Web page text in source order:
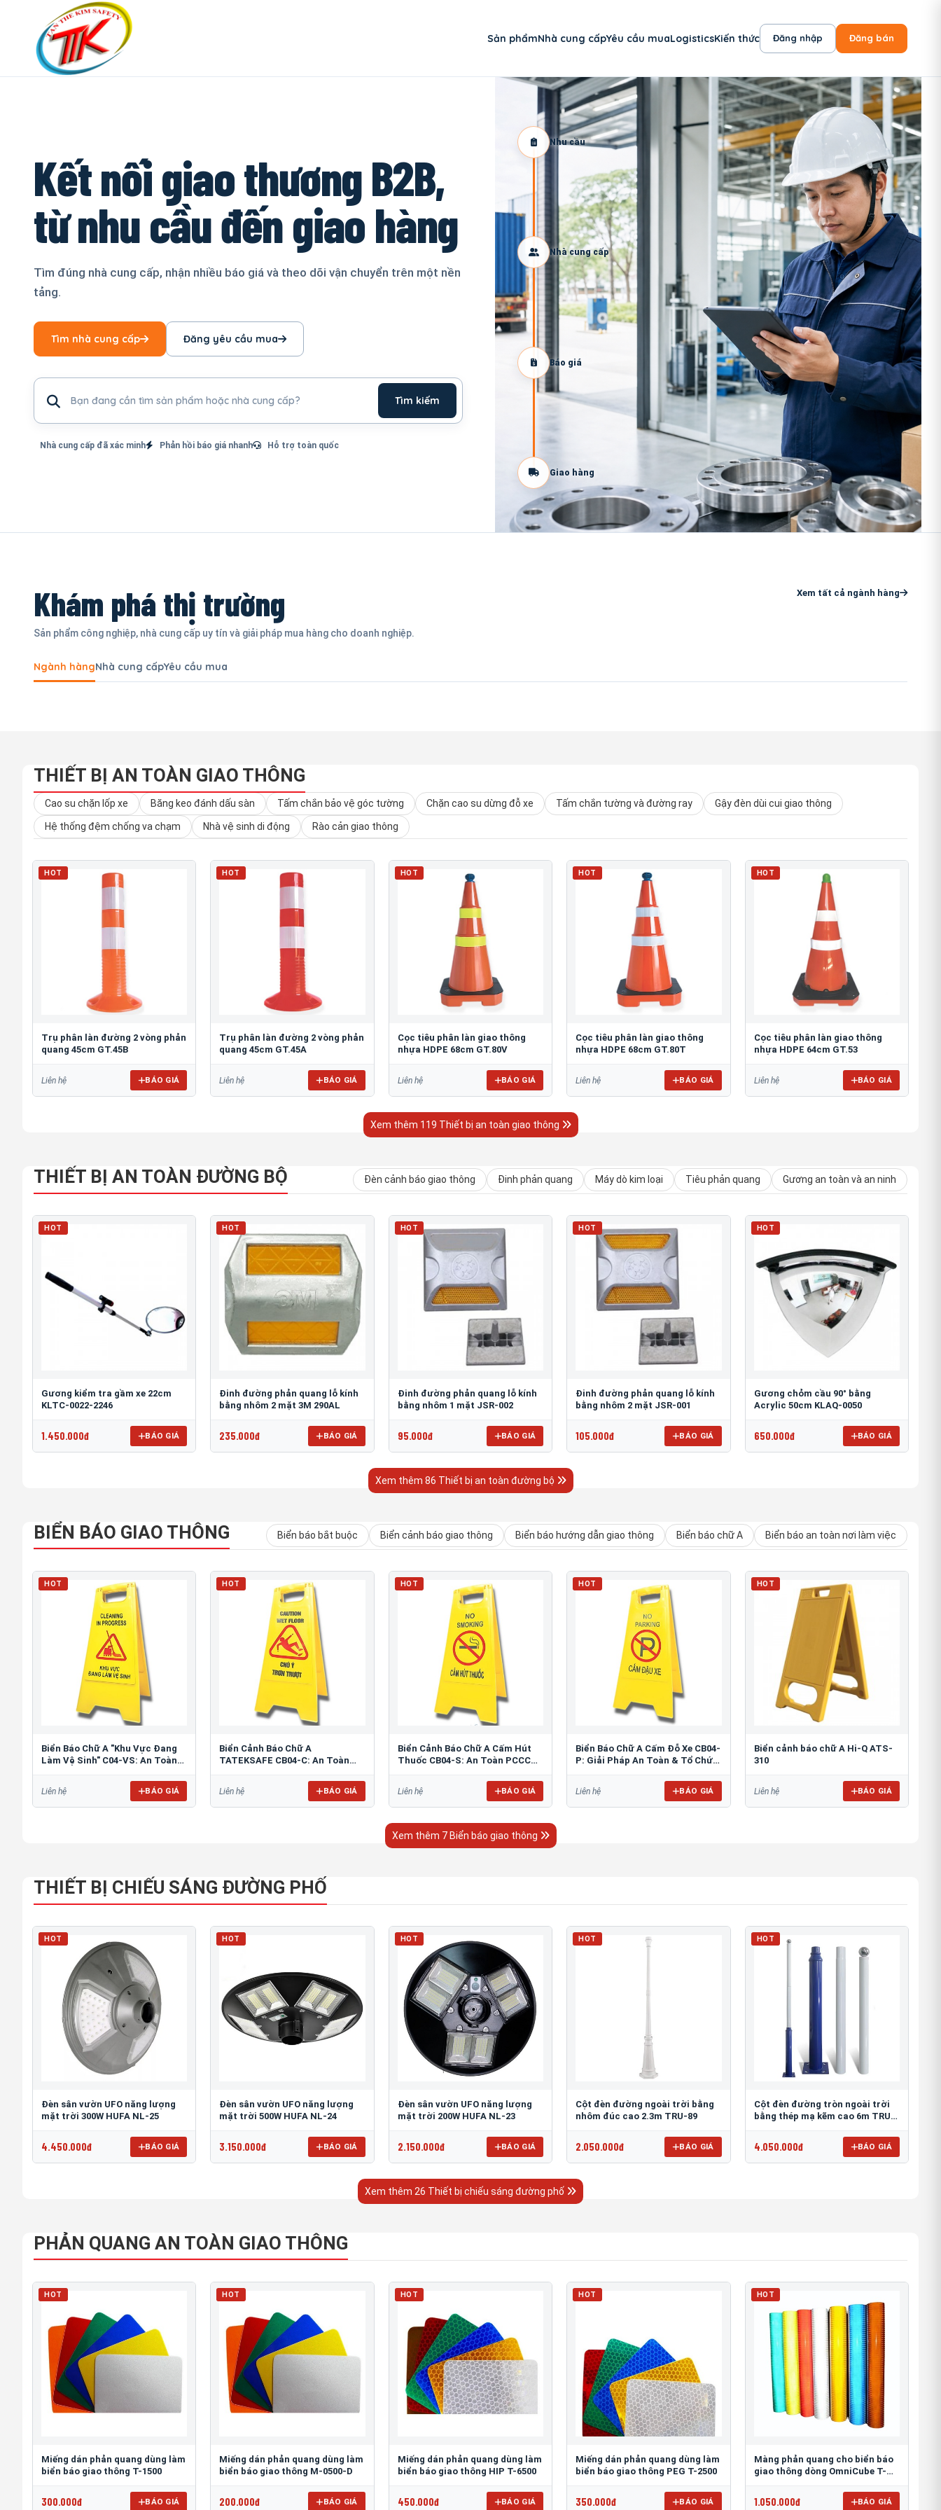
Sản phẩmNhà cung cấpYêu cầu muaLogisticsKiến thức Đăng nhập Đăng bán
Kết nối giao thương B2B,
từ nhu cầu đến giao hàng
Tìm đúng nhà cung cấp, nhận nhiều báo giá và theo dõi vận chuyển trên một nền
tảng.
Tìm nhà cung cấp Đăng yêu cầu mua
Tìm kiếm
Nhà cung cấp đã xác minh Phản hồi báo giá nhanh Hỗ trợ toàn quốc
Nhu cầu
Nhà cung cấp
Báo giá
Giao hàng
Khám phá thị trường
Sản phẩm công nghiệp, nhà cung cấp uy tín và giải pháp mua hàng cho doanh nghiệp.
Xem tất cả ngành hàng
Ngành hàngNhà cung cấpYêu cầu mua
THIẾT BỊ AN TOÀN GIAO THÔNG
Cao su chặn lốp xe Băng keo đánh dấu sàn Tấm chắn bảo vệ góc tường Chặn cao su dừng đỗ xe Tấm chắn tường và đường ray Gậy đèn dùi cui giao thông
Hệ thống đệm chống va chạm Nhà vệ sinh di động Rào cản giao thông
HOT
Trụ phân làn đường 2 vòng phản
quang 45cm GT.45B
Liên hệ BÁO GIÁ
HOT
Trụ phân làn đường 2 vòng phản
quang 45cm GT.45A
Liên hệ BÁO GIÁ
HOT
Cọc tiêu phân làn giao thông
nhựa HDPE 68cm GT.80V
Liên hệ BÁO GIÁ
HOT
Cọc tiêu phân làn giao thông
nhựa HDPE 68cm GT.80T
Liên hệ BÁO GIÁ
HOT
Cọc tiêu phân làn giao thông
nhựa HDPE 64cm GT.53
Liên hệ BÁO GIÁ
Xem thêm 119 Thiết bị an toàn giao thông
THIẾT BỊ AN TOÀN ĐƯỜNG BỘ Đèn cảnh báo giao thông Đinh phản quang Máy dò kim loại Tiêu phản quang Gương an toàn và an ninh
HOT
Gương kiểm tra gầm xe 22cm
KLTC-0022-2246
1.450.000đ BÁO GIÁ
HOT
Đinh đường phản quang lỗ kính
bằng nhôm 2 mặt 3M 290AL
235.000đ BÁO GIÁ
HOT
Đinh đường phản quang lỗ kính
bằng nhôm 1 mặt JSR-002
95.000đ BÁO GIÁ
HOT
Đinh đường phản quang lỗ kính
bằng nhôm 2 mặt JSR-001
105.000đ BÁO GIÁ
HOT
Gương chỏm cầu 90° bằng
Acrylic 50cm KLAQ-0050
650.000đ BÁO GIÁ
Xem thêm 86 Thiết bị an toàn đường bộ
BIỂN BÁO GIAO THÔNG Biển báo bắt buộc Biển cảnh báo giao thông Biển báo hướng dẫn giao thông Biển báo chữ A Biển báo an toàn nơi làm việc
HOT
Biển Báo Chữ A "Khu Vực Đang
Làm Vệ Sinh" C04-VS: An Toàn
Liên hệ BÁO GIÁ
HOT
Biển Cảnh Báo Chữ A
TATEKSAFE CB04-C: An Toàn
Liên hệ BÁO GIÁ
HOT
Biển Cảnh Báo Chữ A Cấm Hút
Thuốc CB04-S: An Toàn PCCC
Liên hệ BÁO GIÁ
HOT
Biển Báo Chữ A Cấm Đỗ Xe CB04-
P: Giải Pháp An Toàn & Tổ Chức
Liên hệ BÁO GIÁ
HOT
Biển cảnh báo chữ A Hi-Q ATS-
310
Liên hệ BÁO GIÁ
Xem thêm 7 Biển báo giao thông
THIẾT BỊ CHIẾU SÁNG ĐƯỜNG PHỐ
HOT
Đèn sân vườn UFO năng lượng
mặt trời 300W HUFA NL-25
4.450.000đ BÁO GIÁ
HOT
Đèn sân vườn UFO năng lượng
mặt trời 500W HUFA NL-24
3.150.000đ BÁO GIÁ
HOT
Đèn sân vườn UFO năng lượng
mặt trời 200W HUFA NL-23
2.150.000đ BÁO GIÁ
HOT
Cột đèn đường ngoài trời bằng
nhôm đúc cao 2.3m TRU-89
2.050.000đ BÁO GIÁ
HOT
Cột đèn đường tròn ngoài trời
bằng thép mạ kẽm cao 6m TRU-
4.050.000đ BÁO GIÁ
Xem thêm 26 Thiết bị chiếu sáng đường phố
PHẢN QUANG AN TOÀN GIAO THÔNG
HOT
Miếng dán phản quang dùng làm
biển báo giao thông T-1500
300.000đ BÁO GIÁ
HOT
Miếng dán phản quang dùng làm
biển báo giao thông M-0500-D
200.000đ BÁO GIÁ
HOT
Miếng dán phản quang dùng làm
biển báo giao thông HIP T-6500
450.000đ BÁO GIÁ
HOT
Miếng dán phản quang dùng làm
biển báo giao thông PEG T-2500
350.000đ BÁO GIÁ
HOT
Màng phản quang cho biển báo
giao thông dòng OmniCube T-
1.050.000đ BÁO GIÁ